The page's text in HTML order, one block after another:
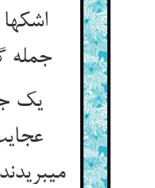
جمله
یک